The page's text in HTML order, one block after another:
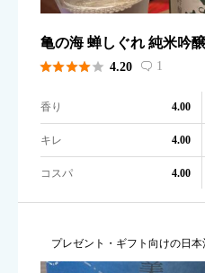
亀の海 蝉しぐれ 純米吟
 4.20  1
香り 4.00
キレ 4.00
コスパ 4.00
プレゼント・ギフト向けの日本